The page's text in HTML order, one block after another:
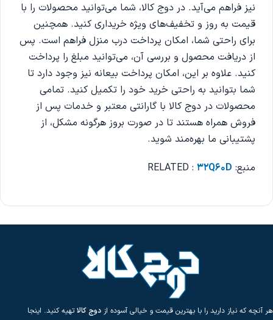
نیز فراهم می‌آید. در دوج کالا، شما می‌توانید محصولات را با
قیمت به روز و تخفیف‌های ویژه خریداری کنید. همچنین
برای راحتی شما، امکان پرداخت درب منزل فراهم است. پس
از دریافت محصول و بررسی آن، می‌توانید مبلغ را پرداخت
کنید. علاوه بر این، امکان پرداخت بیعانه نیز وجود دارد تا
شما بتوانید به راحتی خرید خود را تکمیل کنید. تمامی
محصولات در دوج کالا با گارانتی معتبر و خدمات پس از
فروش همراه هستند تا در صورت بروز هرگونه مشکل، از
پشتیبانی ما بهره‌مند شوید.
منبع: RELATED : 32Q60D
هر آنچه که نیاز دارید را با بهترین قیمت و خیالی آسوده از دوج کالاتهیه کنید. اینجا